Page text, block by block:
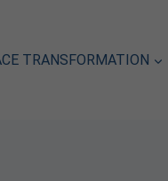
TRANSFORMATION